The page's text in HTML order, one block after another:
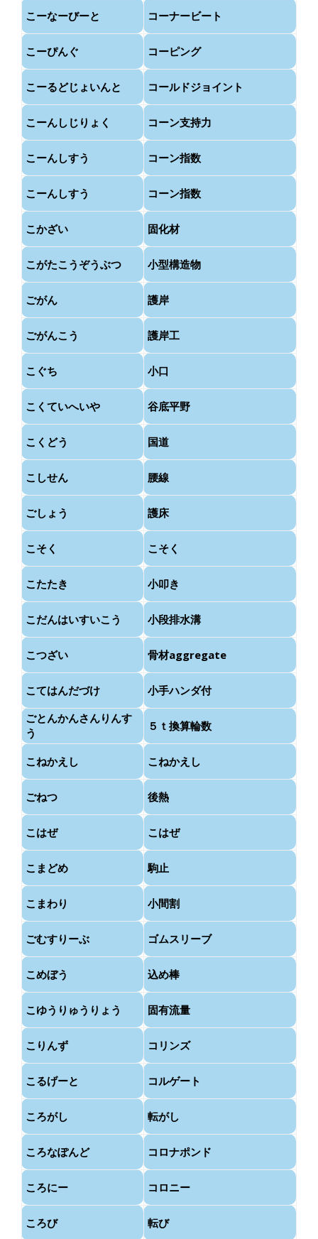
こーなーびーと コーナービート
こーぴんぐ コーピング
こーるどじょいんと コールドジョイント
こーんしじりょく コーン支持力
こーんしすう コーン指数
こーんしすう コーン指数
こかざい 固化材
こがたこうぞうぶつ 小型構造物
ごがん 護岸
ごがんこう 護岸工
こぐち 小口
こくていへいや 谷底平野
こくどう 国道
こしせん 腰線
ごしょう 護床
こそく こそく
こたたき 小叩き
こだんはいすいこう 小段排水溝
こつざい 骨材aggregate
こてはんだづけ
小手ハンダ付
ごとんかんさんりんす
う
５ｔ換算輪数
こねかえし こねかえし
ごねつ 後熱
こはぜ こはぜ
こまどめ 駒止
こまわり 小間割
ごむすりーぶ ゴムスリーブ
こめぼう 込め棒
こゆうりゅうりょう 固有流量
こりんず コリンズ
こるげーと コルゲート
ころがし 転がし
ころなぽんど コロナポンド
ころにー コロニー
ころび 転び